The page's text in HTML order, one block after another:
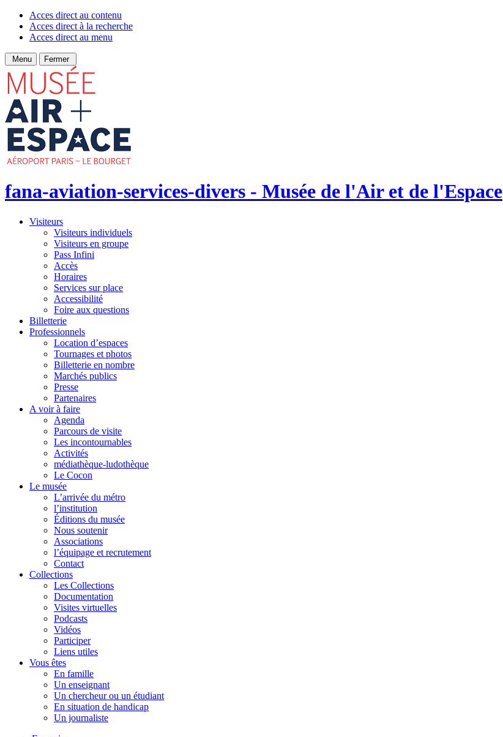
Acces direct au contenu
Acces direct à la recherche
Acces direct au menu
Menu Fermer
fana-aviation-services-divers - Musée de l'Air et de l'Espace
Visiteurs
Visiteurs individuels
Visiteurs en groupe
Pass Infini
Accès
Horaires
Services sur place
Accessibilité
Foire aux questions
Billetterie
Professionnels
Location d’espaces
Tournages et photos
Billetterie en nombre
Marchés publics
Presse
Partenaires
A voir à faire
Agenda
Parcours de visite
Les incontournables
Activités
médiathèque-ludothèque
Le Cocon
Le musée
L’arrivée du métro
l’institution
Éditions du musée
Nous soutenir
Associations
l’équipage et recrutement
Contact
Collections
Les Collections
Documentation
Visites virtuelles
Podcasts
Vidéos
Participer
Liens utiles
Vous êtes
En famille
Un enseignant
Un chercheur ou un étudiant
En situation de handicap
Un journaliste